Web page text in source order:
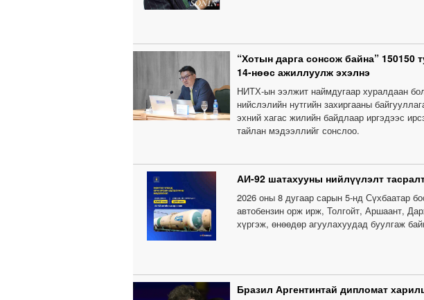
“Хотын дарга сонсож байна” 150150
14-нөөс ажиллуулж эхэлнэ
НИТХ-ын ээлжит наймдугаар хуралдаан
нийслэлийн нутгийн захиргааны
эхний хагас жилийн байдлаар иргэдээс
тайлан мэдээллийг сонслоо.
АИ-92 шатахууны нийлүүлэлт
2026 оны 8 дугаар сарын 5-нд Сүхбаатар
автобензин орж ирж, Толгойт, Аршаант,
хүргэж, өнөөдөр агуулахуудад буулгаж
Бразил Аргентинтай дипломат